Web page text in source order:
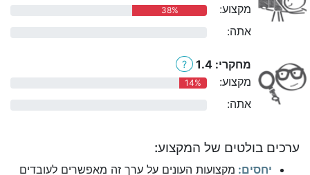
מקצוע: 38%
אתה:
מחקרי: 1.4 ?
מקצוע: 14%
אתה:
ערכים בולטים של המקצוע:
יחסים: מקצועות העונים על ערך זה מאפשרים לעובדים